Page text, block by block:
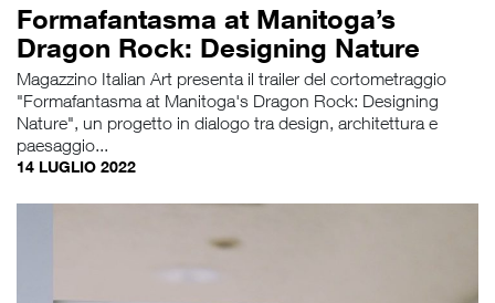
Formafantasma at Manitoga’s
Dragon Rock: Designing Nature
Magazzino Italian Art presenta il trailer del cortometraggio
"Formafantasma at Manitoga's Dragon Rock: Designing
Nature", un progetto in dialogo tra design, architettura e
paesaggio...
14 LUGLIO 2022